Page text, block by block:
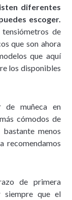
diferentes
escoger.
de
que son ahora
que aquí
los disponibles
de muñeca en
cómodos de
menos
recomendamos
de primera
siempre que el